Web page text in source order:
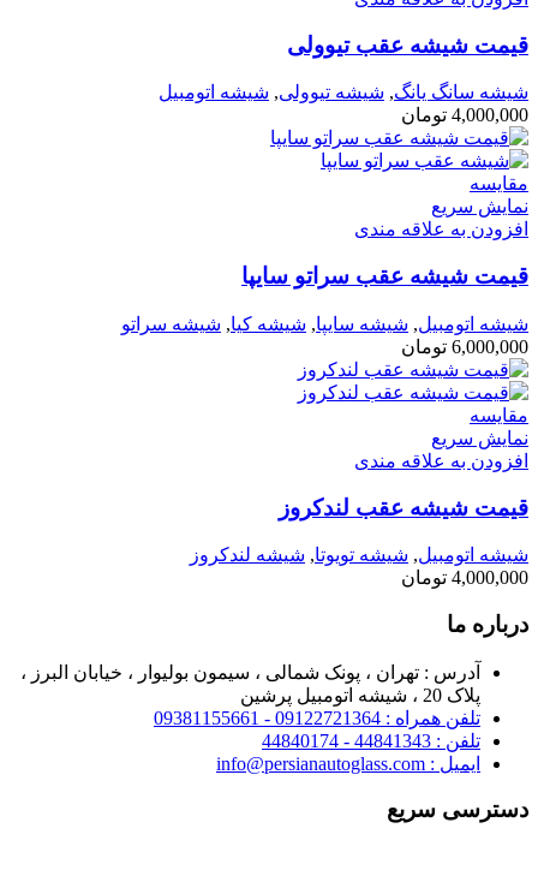
قیمت شیشه عقب تیوولی
شیشه سانگ یانگ, شیشه تیوولی, شیشه اتومبیل
4,000,000 تومان
مقايسه
نمایش سریع
افزودن به علاقه مندی
قیمت شیشه عقب سراتو سایپا
شیشه اتومبیل, شیشه سایپا, شیشه کیا, شیشه سراتو
6,000,000 تومان
مقايسه
نمایش سریع
افزودن به علاقه مندی
قیمت شیشه عقب لندکروز
شیشه اتومبیل, شیشه تویوتا, شیشه لندکروز
4,000,000 تومان
درباره ما
آدرس : تهران ، پونک شمالی ، سیمون بولیوار ، خیابان البرز ،
پلاک 20 ، شیشه اتومبیل پرشین
تلفن همراه : 09122721364 - 09381155661
تلفن : 44841343 - 44840174
ایمیل : info@persianautoglass.com
دسترسی سریع